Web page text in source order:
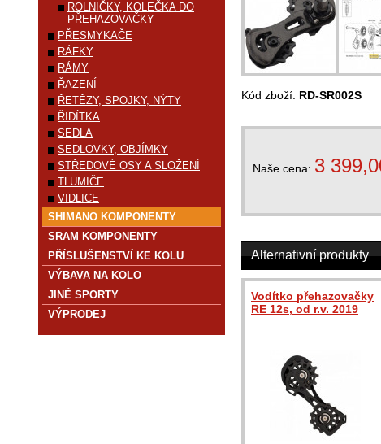
Kód zboží: RD-SR002S
Naše cena: 3
Alternativní produkty
Vodítko přehazovačky
RE 12s, od r.v. 2019
ROLNIČKY, KOLEČKA DO
PŘEHAZOVAČKY
PŘESMYKAČE
RÁFKY
RÁMY
ŘAZENÍ
ŘETĚZY, SPOJKY, NÝTY
ŘIDÍTKA
SEDLA
SEDLOVKY, OBJÍMKY
STŘEDOVÉ OSY A SLOŽENÍ
TLUMIČE
VIDLICE
SHIMANO KOMPONENTY
SRAM KOMPONENTY
PŘÍSLUŠENSTVÍ KE KOLU
VÝBAVA NA KOLO
JINÉ SPORTY
VÝPRODEJ